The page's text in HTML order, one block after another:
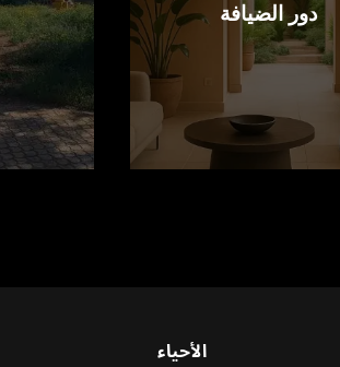
دور الضيافة
الأحياء